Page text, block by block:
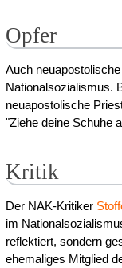
Opfer
Auch
Nationalsozialismus.
neuapostolische
"Ziehe deine Schuhe
Kritik
Der NAK-Kritiker
im
reflektiert, sondern
ehemaliges Mitglied